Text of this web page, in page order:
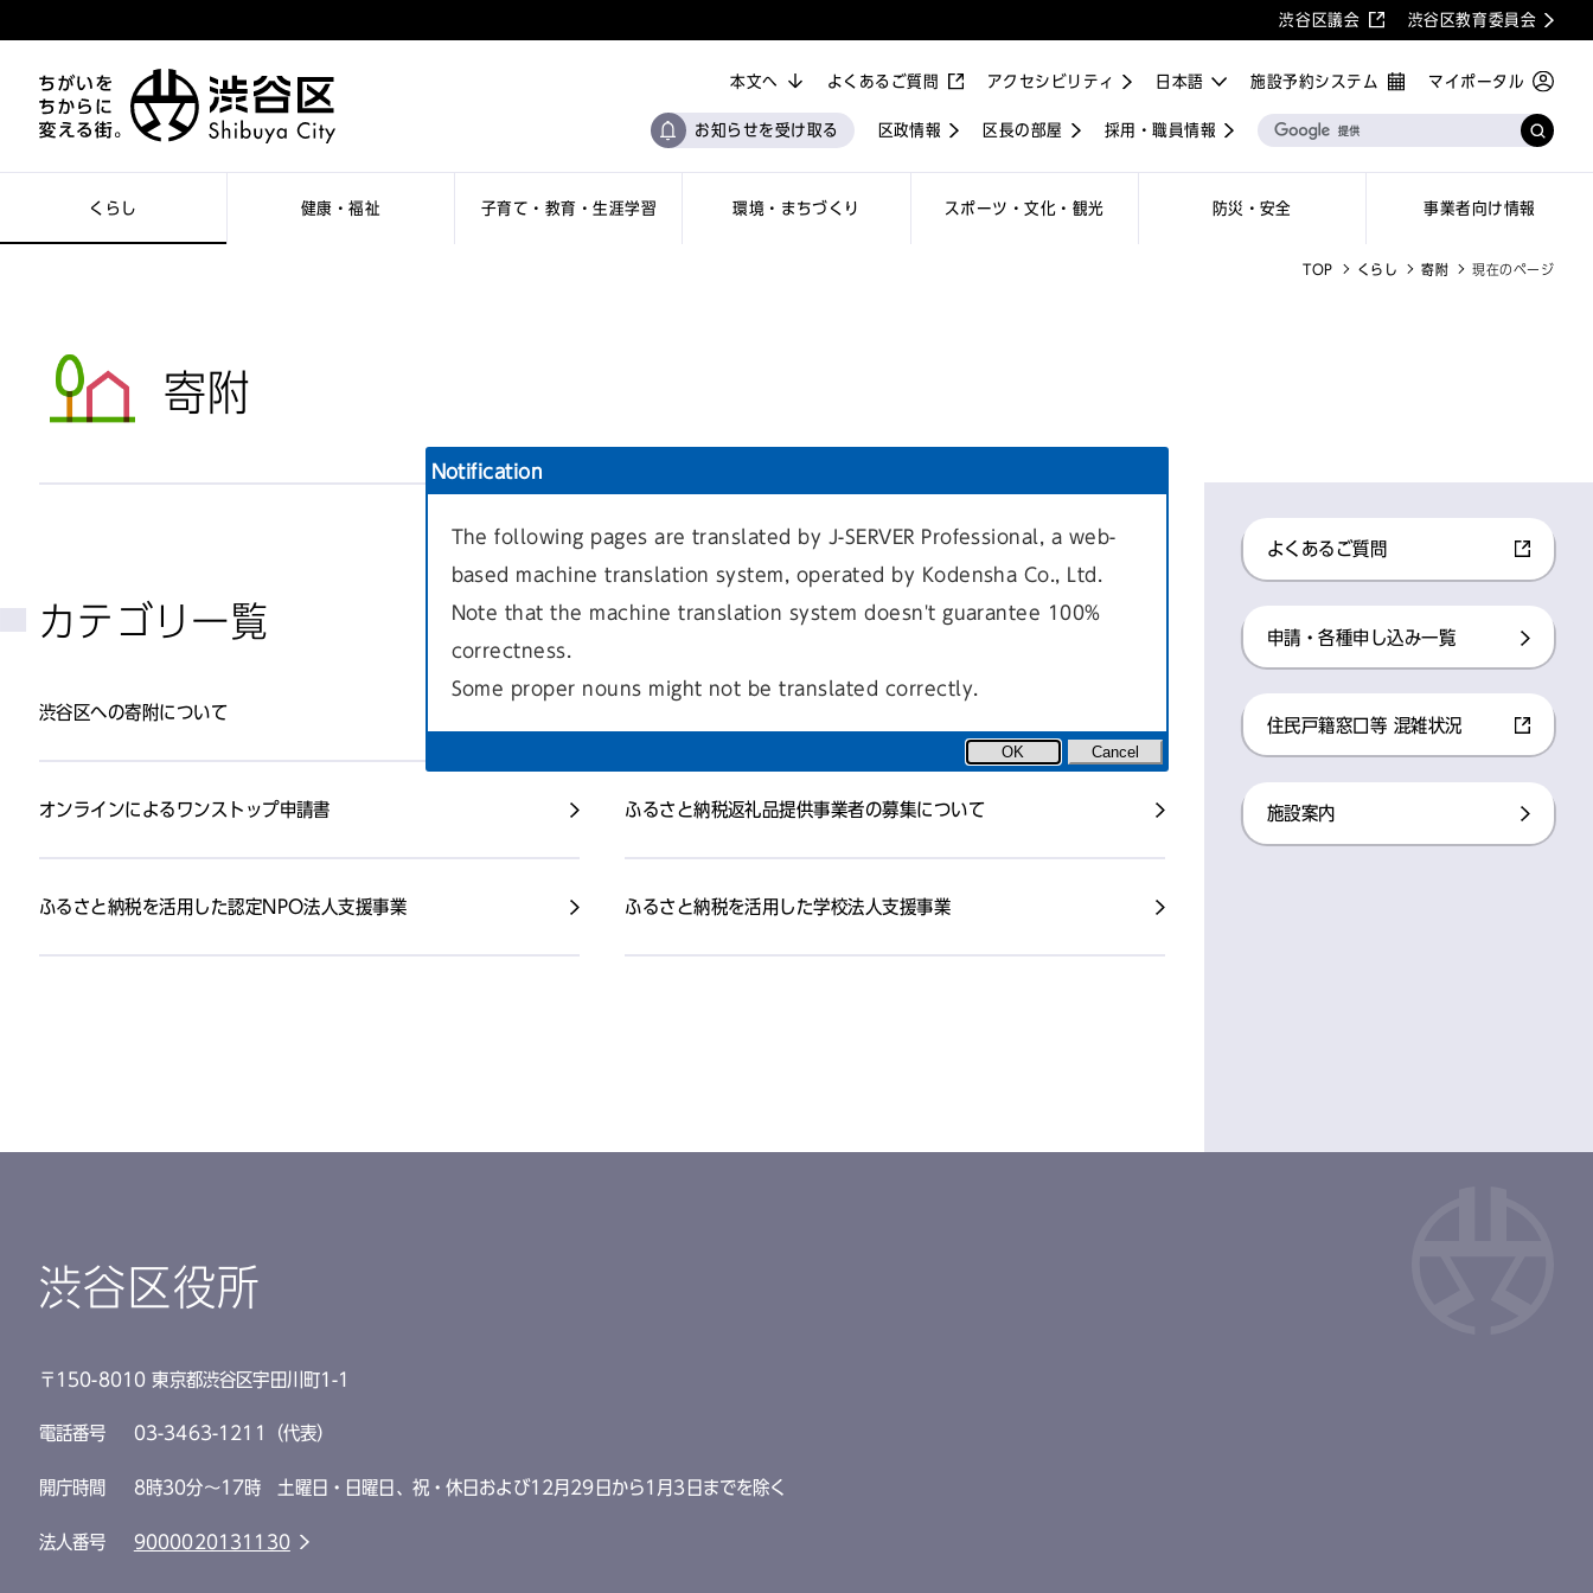
渋谷区議会 渋谷区教育委員会
くらし 健康・福祉 子育て・教育・生涯学習 環境・まちづくり スポーツ・文化・観光 防災・安全 事業者向け情報
マイポータル
施設予約システム
区政情報 区長の部屋 採用・職員情報
本文へ よくあるご質問 アクセシビリティ
お知らせを受け取る
TOP くらし 寄附 現在のページ
寄附
カテゴリ一覧
渋谷区への寄附について
オンラインによるワンストップ申請書 ふるさと納税返礼品提供事業者の募集について
ふるさと納税を活用した認定NPO法人支援事業 ふるさと納税を活用した学校法人支援事業
よくあるご質問
申請・各種申し込み一覧
住民戸籍窓口等 混雑状況
施設案内
渋谷区役所
〒150-8010 東京都渋谷区宇田川町1-1
電話番号 03-3463-1211（代表）
開庁時間 8時30分～17時 土曜日・日曜日、祝・休日および12月29日から1月3日までを除く
法人番号 9000020131130
Notification
The following pages are translated by J-SERVER Professional, a web-
based machine translation system, operated by Kodensha Co., Ltd.
Note that the machine translation system doesn't guarantee 100%
correctness.
Some proper nouns might not be translated correctly.
OK Cancel